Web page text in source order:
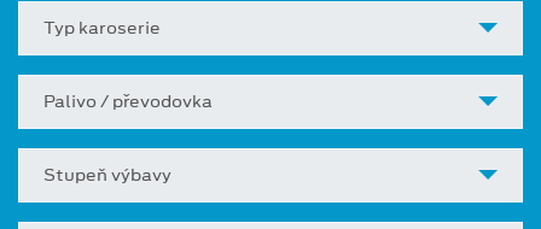
Typ karoserie
Palivo / převodovka
Stupeň výbavy